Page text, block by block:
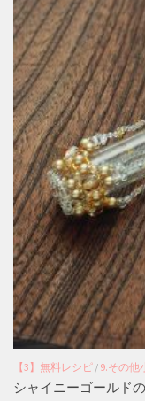
【3】無料レシピ / 9.その他
シャイニーゴールド